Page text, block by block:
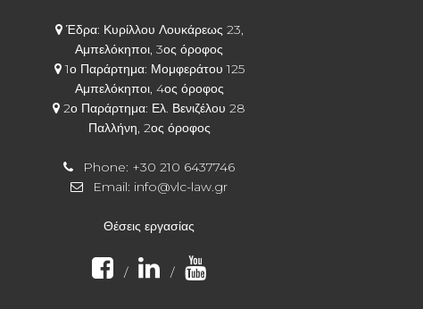
Έδρα: Κυρίλλου Λουκάρεως 23,
Αμπελόκηποι, 3ος όροφος
1ο Παράρτημα: Μομφεράτου 125
Αμπελόκηποι, 4ος όροφος
2ο Παράρτημα: Ελ. Βενιζέλου 28
Παλλήνη, 2ος όροφος
Phone: +30 210 6437746
Email: info@vlc-law.gr
Θέσεις εργασίας
/ /